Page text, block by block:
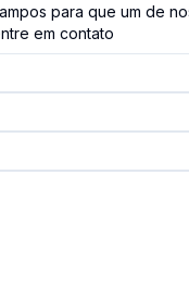
para que um de
em contato